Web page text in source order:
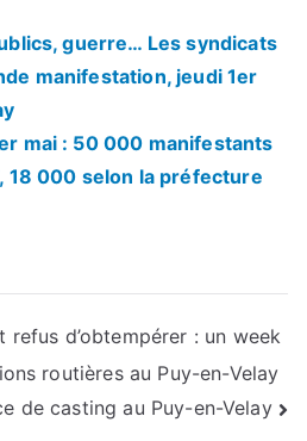
guerre… Les syndicats
manifestation, jeudi 1er
mai : 50 000 manifestants
18 000 selon la préfecture
d’obtempérer : un week
routières au Puy-en-Velay
de casting au Puy-en-Velay